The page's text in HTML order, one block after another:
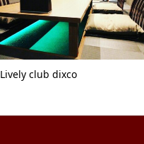
ぎをん叶